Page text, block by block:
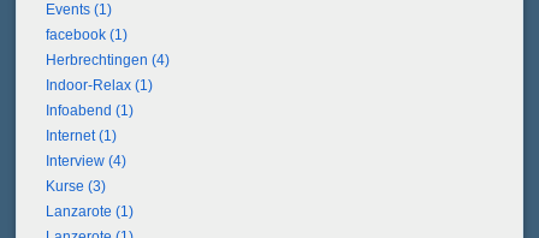
Events (1)
facebook (1)
Herbrechtingen (4)
Indoor-Relax (1)
Infoabend (1)
Internet (1)
Interview (4)
Kurse (3)
Lanzarote (1)